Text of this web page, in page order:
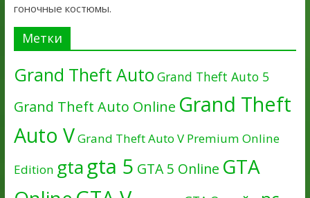
гоночные костюмы.
Метки
Grand Theft Auto Grand Theft Auto 5
Grand Theft Auto Online Grand Theft
Auto VGrand Theft Auto V Premium Online
Edition gtagta 5 GTA 5 Online GTA